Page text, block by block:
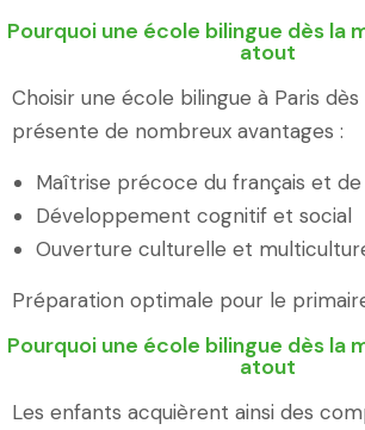
Pourquoi une école bilingue dès la
atout
Choisir une école bilingue à Paris
présente de nombreux avantages :
Maîtrise précoce du français et de
Développement cognitif et social
Ouverture culturelle et
Préparation optimale pour le
Pourquoi une école bilingue dès la
atout
Les enfants acquièrent ainsi des